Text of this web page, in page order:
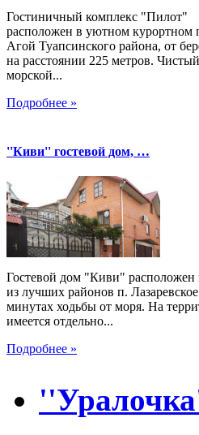
Гостиничный комплекс "Пилот"
расположен в уютном курортном
Агой Туапсинского района, от
на расстоянии 225 метров. Чистый
морской...
Подробнее »
''Киви'' гостевой дом, …
Гостевой дом "Киви" расположен
из лучших районов п.
минутах ходьбы от моря. На
имеется отдельно...
Подробнее »